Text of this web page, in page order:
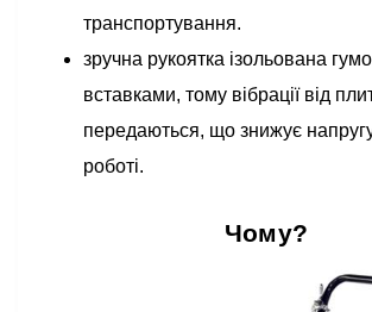
транспортування.
зручна рукоятка ізольована
вставками, тому вібрації від
передаються, що знижує
роботі.
Чому?